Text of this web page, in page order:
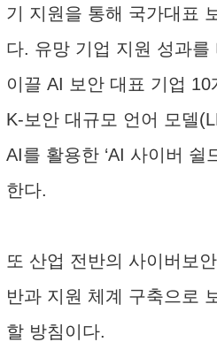
기 지원을 통해 국가대표
다. 유망 기업 지원 성과를
이끌 AI 보안 대표 기업
K-보안 대규모 언어 모델
AI를 활용한 ‘AI 사이버 쉴
한다.
또 산업 전반의 사이버보
반과 지원 체계 구축으로
할 방침이다.